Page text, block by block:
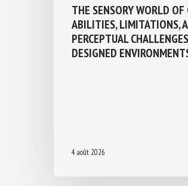
THE SENSORY WORLD
ABILITIES, LIMITATIONS,
PERCEPTUAL
DESIGNED
4 août 2026